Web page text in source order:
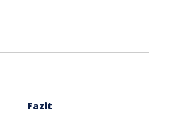
Fazit